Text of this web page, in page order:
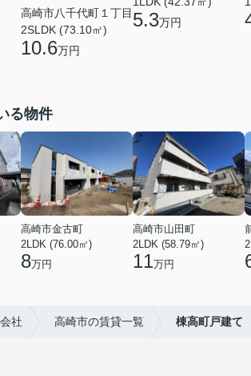
高崎市八千代町１丁目
2SLDK (73.10㎡)
10.6万円
5.3万円
る物件
高崎市金古町
2LDK (76.00㎡)
8万円
高崎市山田町
2LDK (58.79㎡)
11万円
社 高崎市の賃貸一覧 棟高町戸建て